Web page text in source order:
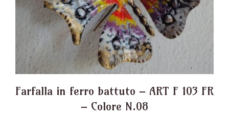
Farfalla in ferro battuto – ART F 103 FR
– Colore N.08